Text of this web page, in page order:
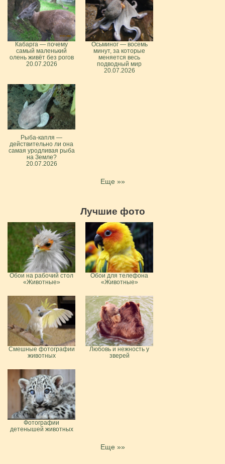
Кабарга — почему
самый маленький
олень живёт без рогов
20.07.2026
Осьминог — восемь
минут, за которые
меняется весь
подводный мир
20.07.2026
Рыба-капля —
действительно ли она
самая уродливая рыба
на Земле?
20.07.2026
Еще »»
Лучшие фото
Обои на рабочий стол
«Животные»
Обои для телефона
«Животные»
Смешные фотографии
животных
Любовь и нежность у
зверей
Фотографии
детенышей животных
Еще »»